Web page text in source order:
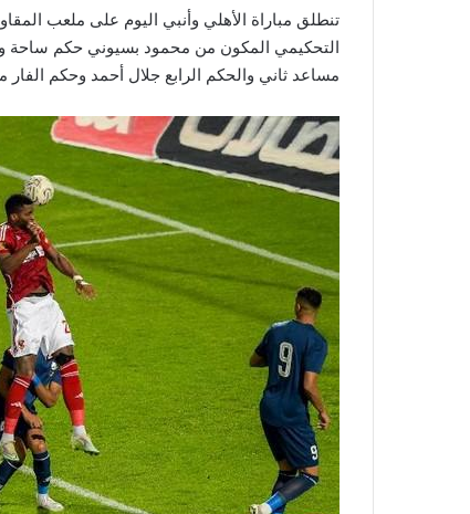
تنطلق مباراة الأهلي وأنبي اليوم على ملعب
التحكيمي المكون من محمود بسيوني حكم
مساعد ثاني والحكم الرابع جلال أحمد وحكم